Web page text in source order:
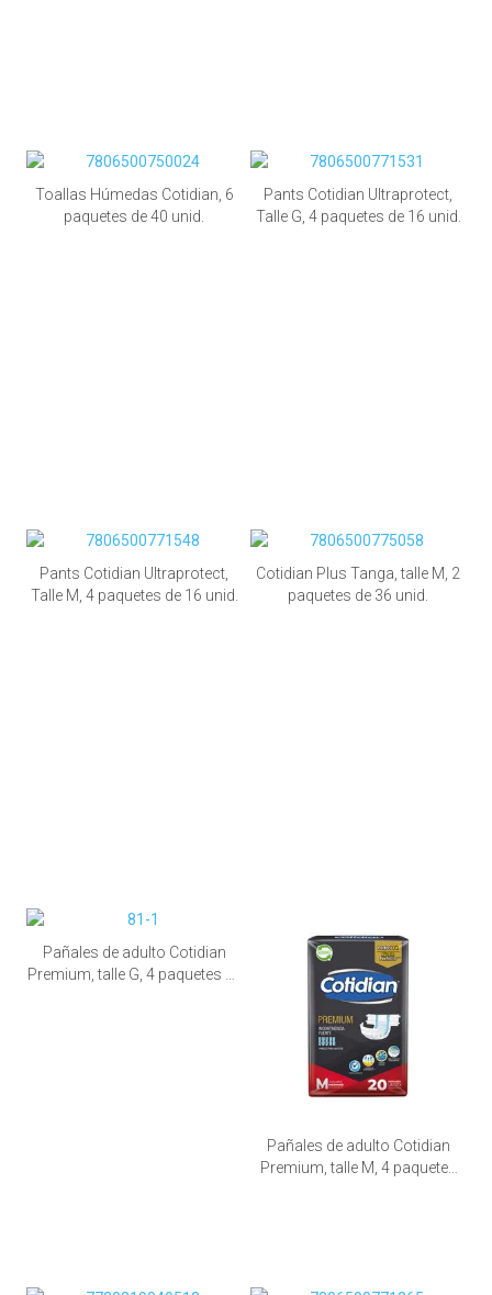
Toallas Húmedas Cotidian, 6
paquetes de 40 unid.
Pants Cotidian Ultraprotect,
Talle G, 4 paquetes de 16 unid.
Pants Cotidian Ultraprotect,
Talle M, 4 paquetes de 16 unid.
Cotidian Plus Tanga, talle M, 2
paquetes de 36 unid.
Pañales de adulto Cotidian
Premium, talle G, 4 paquetes de
Pañales de adulto Cotidian
Premium, talle M, 4 paquetes